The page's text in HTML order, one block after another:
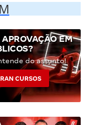
EM
do assunto!
CURSOS